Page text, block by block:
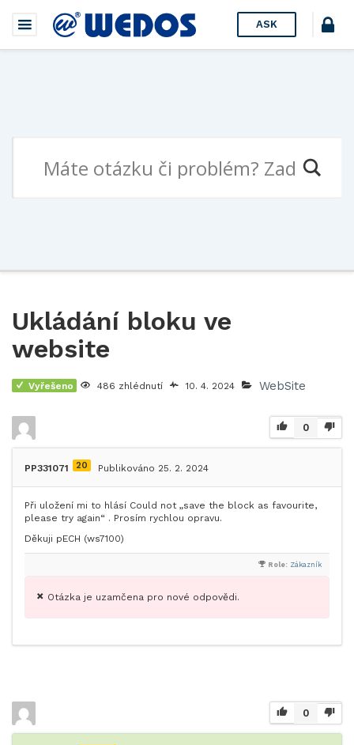
ASK
Ukládání bloku ve
website
Vyřešeno 486 zhlédnutí 10. 4. 2024 WebSite
0
PP331071 20 Publikováno 25. 2. 2024
Při uložení mi to hlásí Could not „save the block as favourite,
please try again“ . Prosím rychlou opravu.
Děkuji pECH (ws7100)
Role: Zákazník
Otázka je uzamčena pro nové odpovědi.
0